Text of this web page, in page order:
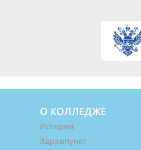
О КОЛЛЕДЖЕ
История
Здравпункт